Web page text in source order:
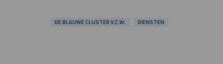
DE BLAUWE CLUSTER V.Z.W. DIENSTEN